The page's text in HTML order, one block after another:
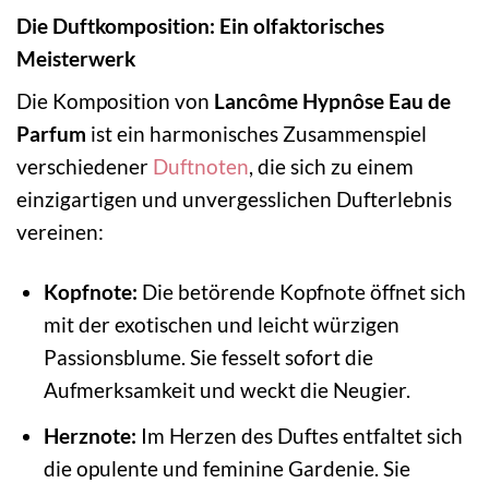
Die Duftkomposition: Ein olfaktorisches
Meisterwerk
Die Komposition von Lancôme Hypnôse Eau de
Parfum ist ein harmonisches Zusammenspiel
verschiedener Duftnoten, die sich zu einem
einzigartigen und unvergesslichen Dufterlebnis
vereinen:
Kopfnote: Die betörende Kopfnote öffnet sich
mit der exotischen und leicht würzigen
Passionsblume. Sie fesselt sofort die
Aufmerksamkeit und weckt die Neugier.
Herznote: Im Herzen des Duftes entfaltet sich
die opulente und feminine Gardenie. Sie